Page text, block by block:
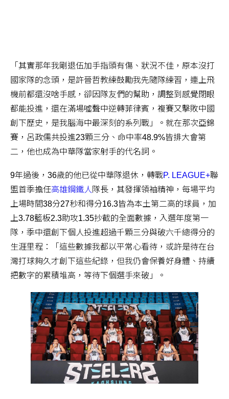
「其實那年我剛退伍加手指頭有傷、狀況不佳，原本沒打
國家隊的念頭，是許晉哲教練鼓勵我先隨隊練習，連上飛
機前都還沒啥手感，卻因隊友們的幫助，調整到感覺閉眼
都能投進，還在滿場噓聲中逆轉菲律賓，複賽又擊敗中國
創下歷史，是我腦海中最深刻的系列戰」。就在那次亞錦
賽，呂政儒共投進23顆三分、命中率48.9%皆排大會第
二，他也成為中華隊當家射手的代名詞。
9年過後，36歲的他已從中華隊退休，轉戰P. LEAGUE+聯
盟首季擔任高雄鋼鐵人 隊長，其發揮領袖精神，每場平均
上場時間38分27秒和得分16.3皆為本土第二高的球員，加
上3.78籃板2.3助攻1.35抄截的全面數據，入選年度第一
隊，季中還創下個人投進超過千顆三分與破六千總得分的
生涯里程：「這些數據我都以平常心看待，或許是待在台
灣打球夠久才創下這些紀錄，但我仍會保養好身體、持續
把數字的累積堆高，等待下個選手來破」。